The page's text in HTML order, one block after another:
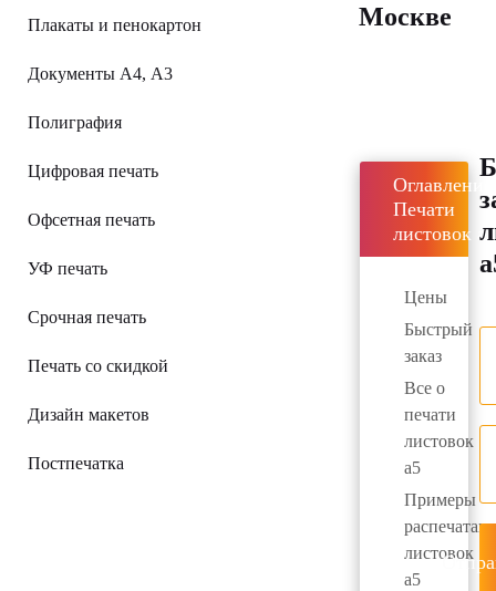
Плакаты и пенокартон
Документы А4, А3
Полиграфия
Цифровая печать
Офсетная печать
УФ печать
Срочная печать
Печать со скидкой
Дизайн макетов
Постпечатка
Москве
Печати
листовок а5
Цены
Быстрый
заказ
Все о
печати
листовок
а5
Примеры
листовок
а5